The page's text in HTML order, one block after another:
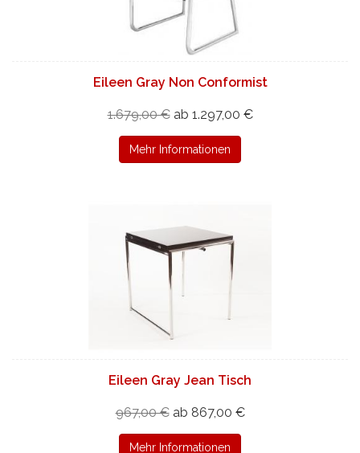
Eileen Gray Non Conformist
1.679,00 € ab 1.297,00 €
Mehr Informationen
Eileen Gray Jean Tisch
967,00 € ab 867,00 €
Mehr Informationen